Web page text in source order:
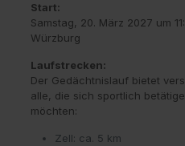
Start:
Samstag, 20. März 2027 um
Würzburg
Laufstrecken:
Der Gedächtnislauf bietet
alle, die sich sportlich
möchten:
Zell: ca. 5 km